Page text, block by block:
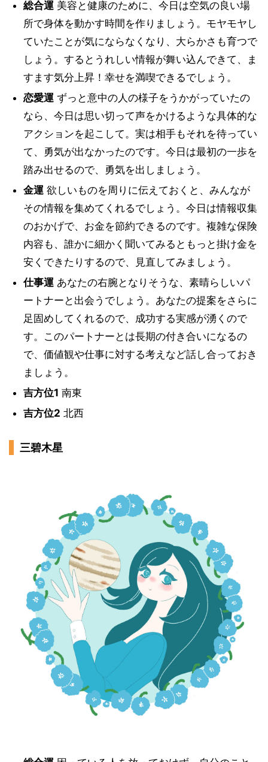
総合運美容と健康のために、今日は空気の良い場
所で身体を動かす時間を作りましょう。モヤモヤし
ていたことが気にならなくなり、大らかさも育つで
しょう。するとうれしい情報が舞い込んできて、ま
すます気分上昇！幸せを満喫できるでしょう。
恋愛運ずっと意中の人の様子をうかがっていたの
なら、今日は思い切って声をかけるような具体的な
アクションを起こして。実は相手もそれを待ってい
て、勇気が出なかったのです。今日は最初の一歩を
踏み出せるので、勇気を出しましょう。
金運欲しいものを周りに伝えておくと、みんなが
その情報を集めてくれるでしょう。今日は情報収集
のおかげで、お金を節約できるのです。複雑な保険
内容も、誰かに細かく聞いてみるともっと掛け金を
安くできたりするので、見直してみましょう。
仕事運あなたの右腕となりそうな、素晴らしいパ
ートナーと出会うでしょう。あなたの提案をさらに
足固めしてくれるので、成功する実感が湧くので
す。このパートナーとは長期の付き合いになるの
で、価値観や仕事に対する考えなど話し合っておき
ましょう。
吉方位1 南東
吉方位2 北西
三碧木星